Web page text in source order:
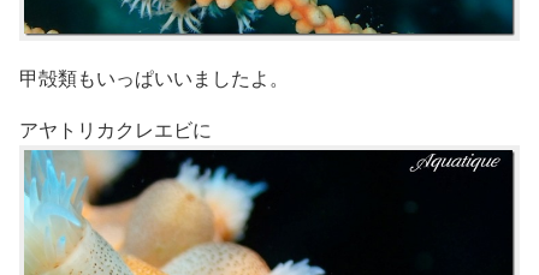
甲殻類もいっぱいいましたよ。
アヤトリカクレエビに